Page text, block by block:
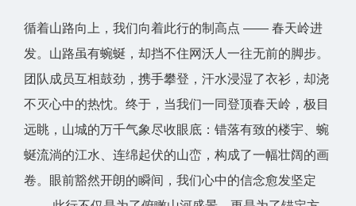
循着山路向上，我们向着此行的制高点 —— 春天岭进
发。山路虽有蜿蜒，却挡不住网沃人一往无前的脚步。
团队成员互相鼓劲，携手攀登，汗水浸湿了衣衫，却浇
不灭心中的热忱。终于，当我们一同登顶春天岭，极目
远眺，山城的万千气象尽收眼底：错落有致的楼宇、蜿
蜒流淌的江水、连绵起伏的山峦，构成了一幅壮阔的画
卷。眼前豁然开朗的瞬间，我们心中的信念愈发坚定